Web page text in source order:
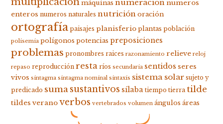
máquinas numeracion numeros
enteros numeros naturales nutrición oración
ortografía paisajes planisferio plantas población
polisemia polígonos potencias preposiciones
problemas pronombres raices razonamiento relieve reloj
repaso reproducción resta ríos secundaria sentidos seres
vivos sintagma sintagma nominal sintaxis sistema solar sujeto y
predicado sumasustantivos sílaba tiempo tierra tilde
tildes verano verbos vertebrados volumen ángulos áreas